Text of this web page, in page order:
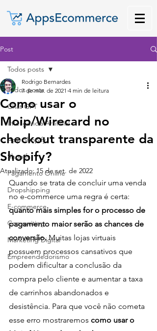
Post
Todos posts
Chat GPT
Inteligência Artificial
App Shopify
Shopify
Pagamento Online
Dropshipping
E-commerce
Copywriting
Marketing Digital
Empreendedorismo
Todos posts
Como usar o
Moip/Wirecard no
checkout transparente da
Shopify?
Rodrigo Bernardes
7 de mar. de 2021 4 min de leitura
Atualizado:15 de set. de 2022
Quando se trata de concluir uma venda
no e-commerce uma regra é certa:
quanto mais simples for o processo de
pagamento maior serão as chances de
conversão. Muitas lojas virtuais
possuem processos cansativos que
podem dificultar a conclusão da
compra pelo cliente e aumentar a taxa
de carrinhos abandonados e
desistência. Para que você não cometa
esse erro mostraremos como usar o